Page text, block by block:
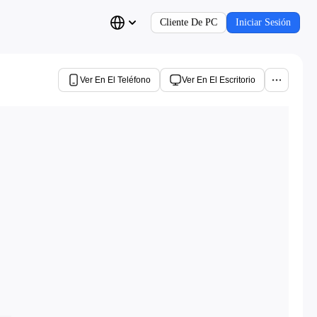
Cliente De PC Iniciar Sesión
Ver En El Teléfono Ver En El Escritorio